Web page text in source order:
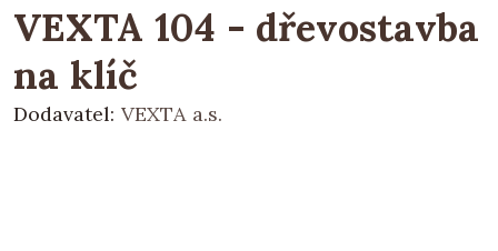
VEXTA 104 - dřevostavba
na klíč
Dodavatel: VEXTA a.s.